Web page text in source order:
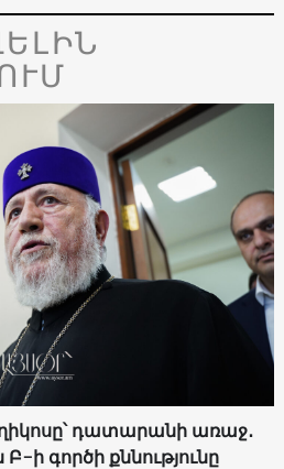
դատարանի առաջ․
ի գործի քննությունը